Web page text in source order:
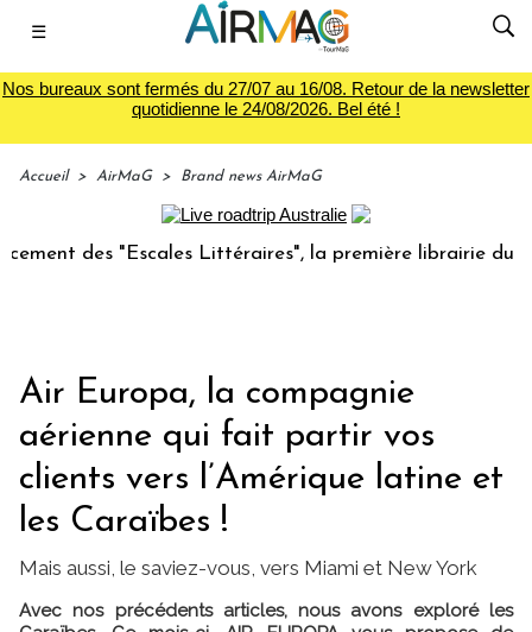
☰
Nos bureaux sont fermés du 27/07 au 16/08. Retour de la newsletter
quotidienne le 24/08/2026. Bel été !
Accueil > AirMaG > Brand news AirMaG
"Escales Littéraires", la première librairie du voyage
Air Europa, la compagnie
aérienne qui fait partir vos
clients vers l’Amérique latine et
les Caraïbes !
Mais aussi, le saviez-vous, vers Miami et New York
Avec nos précédents articles, nous avons exploré les